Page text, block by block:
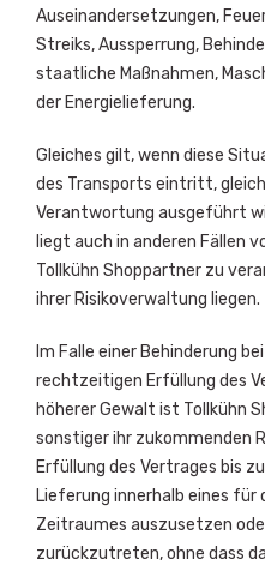
Auseinandersetzungen,
Streiks, Aussperrung,
staatliche Maßnahmen,
der Energielieferung.
Gleiches gilt, wenn diese
des Transports eintritt,
Verantwortung ausgeführt
liegt auch in anderen Fällen
Tollkühn Shoppartner zu
ihrer Risikoverwaltung liegen.
Im Falle einer Behinderung
rechtzeitigen Erfüllung des
höherer Gewalt ist Tollkühn
sonstiger ihr zukommenden
Erfüllung des Vertrages bis
Lieferung innerhalb eines für
Zeitraumes auszusetzen
zurückzutreten, ohne dass